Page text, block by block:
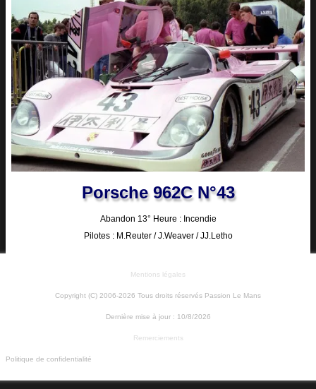
Classements
Vidéos
Site web
Porsche 962C N°43
Abandon 13° Heure : Incendie
Pilotes : M.Reuter / J.Weaver / JJ.Letho
Mentions légales
Copyright (C) 2006-2026 Tous droits réservés Passion Le Mans
Dernière mise à jour : 10/8/2026
Remerciements
Politique de confidentialité